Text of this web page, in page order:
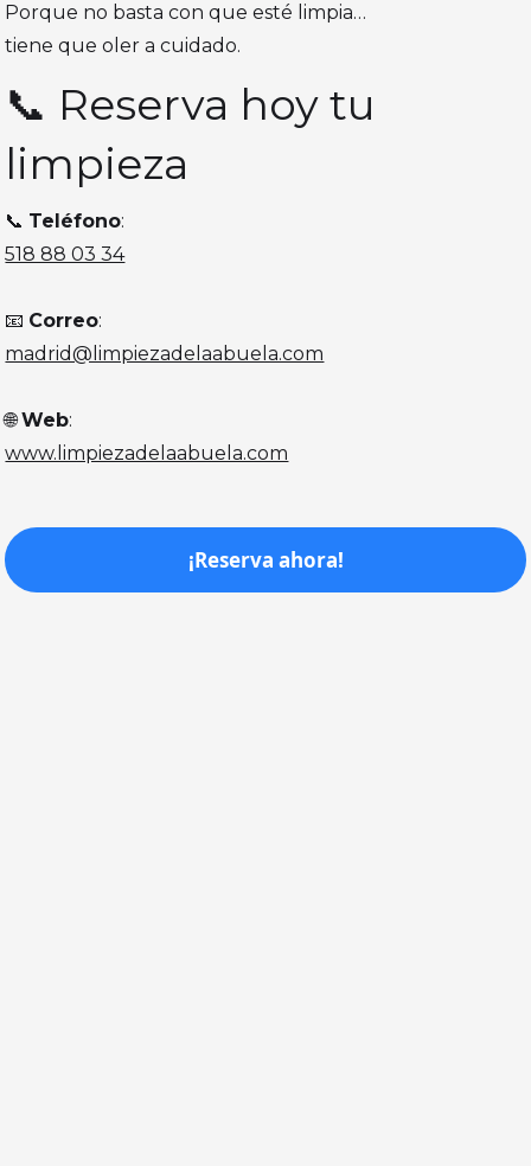
Porque no basta con que esté limpia…
tiene que oler a cuidado.
📞 Reserva hoy tu
limpieza
📞 Teléfono:
518 88 03 34
📧 Correo:
madrid@limpiezadelaabuela.com
🌐Web:
www.limpiezadelaabuela.com
¡Reserva ahora!